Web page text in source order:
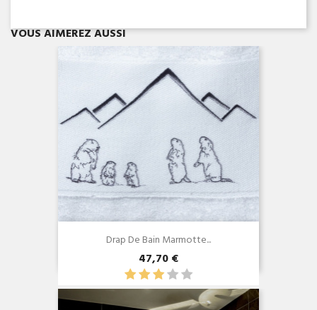
VOUS AIMEREZ AUSSI
Aperçu rapide
Drap De Bain Marmotte...
47,70 €
Aperçu rapide